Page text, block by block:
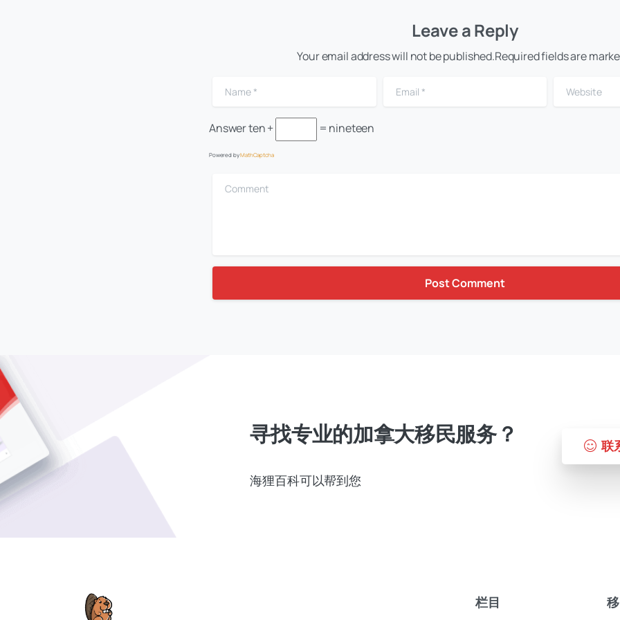
Leave a Reply
Your email address will not be published.Required fields are
Name
Email Website
Answerten + = nineteen
Powered byMathCaptcha
Comment
寻找专业的加拿大移民服务？
海狸百科可以帮到您
联
栏目